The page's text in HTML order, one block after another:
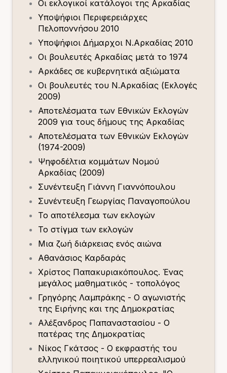
Οι εκλογικοί κατάλογοι της Αρκαδίας
Υποψήφιοι Περιφερειάρχες
Πελοποννήσου 2010
Υποψήφιοι Δήμαρχοι Ν.Αρκαδίας 2010
Οι βουλευτές Αρκαδίας μετά το 1974
Αρκάδες σε κυβερνητικά αξιώματα
Οι βουλευτές του Ν.Αρκαδίας (Εκλογές
2009)
Αποτελέσματα των Εθνικών Εκλογών
2009 για τους δήμους της Αρκαδίας
Αποτελέσματα των Εθνικών Εκλογών
(1974-2009)
Ψηφοδέλτια κομμάτων Νομού
Αρκαδίας (2009)
Συνέντευξη Γιάννη Γιαννόπουλου
Συνέντευξη Γεωργίας Παναγοπούλου
Το αποτέλεσμα των εκλογών
Το στίγμα των εκλογών
Μια ζωή διάρκειας ενός αιώνα
Αθανάσιος Καρδαράς
Χρίστος Παπακυριακόπουλος. Ένας
μεγάλος μαθηματικός - τοπολόγος
Γρηγόρης Λαμπράκης - Ο αγωνιστής
της Ειρήνης και της Δημοκρατίας
Αλέξανδρος Παπαναστασίου - Ο
πατέρας της Δημοκρατίας
Νίκος Γκάτσος - Ο εκφραστής του
ελληνικού ποιητικού υπερρεαλισμού